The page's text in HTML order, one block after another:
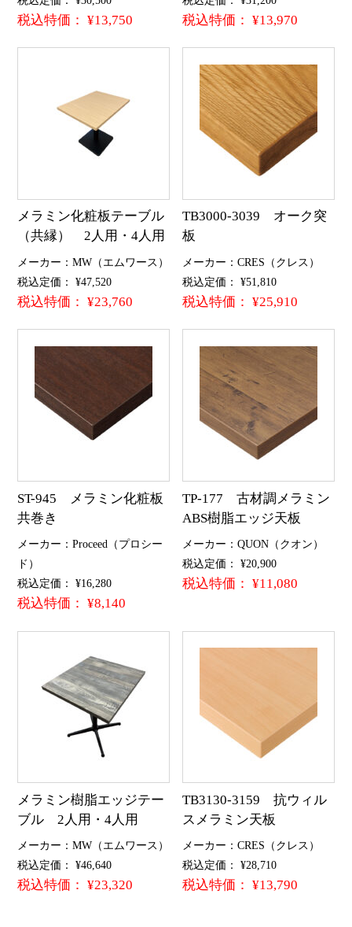
税込特価： ¥13,750 税込特価： ¥13,970
メラミン化粧板テーブル
（共縁） 2人用・4人用
メーカー：MW（エムワース）
税込定価： ¥47,520
税込特価： ¥23,760
TB3000-3039 オーク突
板
メーカー：CRES（クレス）
税込定価： ¥51,810
税込特価： ¥25,910
ST-945 メラミン化粧板
共巻き
メーカー：Proceed（プロシー
ド）
税込定価： ¥16,280
税込特価： ¥8,140
TP-177 古材調メラミン
ABS樹脂エッジ天板
メーカー：QUON（クオン）
税込定価： ¥20,900
税込特価： ¥11,080
メラミン樹脂エッジテー
ブル 2人用・4人用
メーカー：MW（エムワース）
税込定価： ¥46,640
税込特価： ¥23,320
TB3130-3159 抗ウィル
スメラミン天板
メーカー：CRES（クレス）
税込定価： ¥28,710
税込特価： ¥13,790